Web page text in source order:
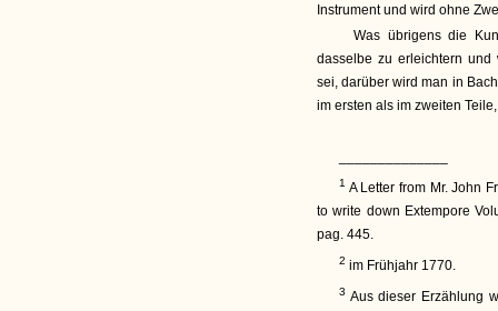
Instrument und wird ohne
Was übrigens die
dasselbe zu erleichtern und
sei, darüber wird man in
im ersten als im zweiten
1 A Letter from Mr. John
to write down Extempore
pag. 445.
2 im Frühjahr 1770.
3 Aus dieser Erzählung